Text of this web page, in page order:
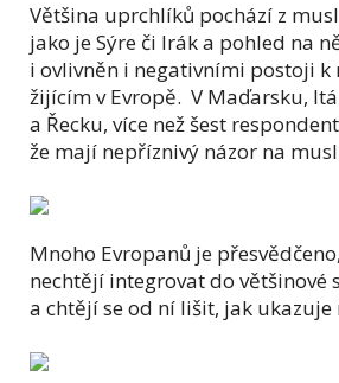
Většina uprchlíků pochází z
jako je Sýre či Irák a pohled na
i ovlivněn i negativními postoji
žijícím v Evropě. V Maďarsku,
a Řecku, více než šest
že mají nepříznivý názor na
Mnoho Evropanů je
nechtějí integrovat do většinové
a chtějí se od ní lišit, jak